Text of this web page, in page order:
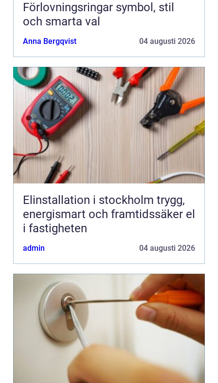
Förlovningsringar symbol, stil
och smarta val
Anna Bergqvist 04 augusti 2026
Elinstallation i stockholm trygg,
energismart och framtidssäker el
i fastigheten
admin 04 augusti 2026